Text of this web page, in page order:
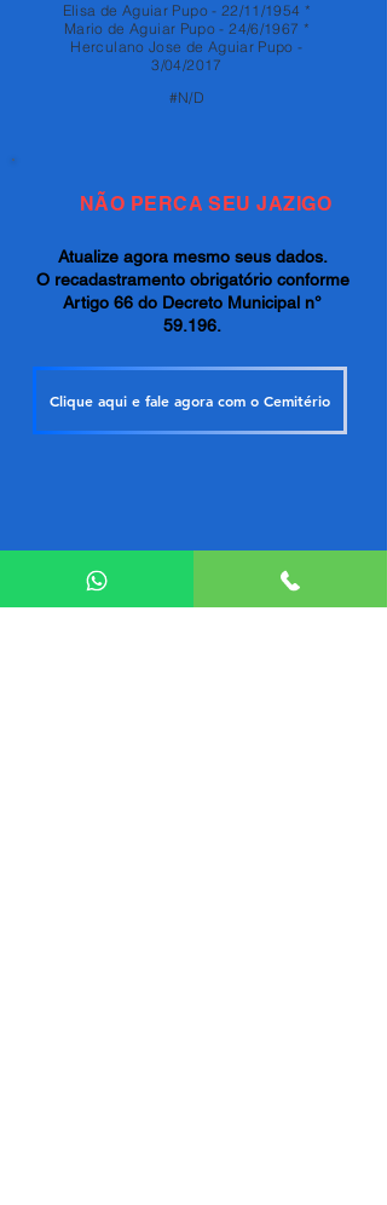
Elisa de Aguiar Pupo - 22/11/1954 *
Mario de Aguiar Pupo - 24/6/1967 *
Herculano Jose de Aguiar Pupo -
3/04/2017
#N/D
NÃO PERCA SEU JAZIGO
Atualize agora mesmo seus dados.
O recadastramento obrigatório conforme
Artigo 66 do Decreto Municipal n°
59.196.
Clique aqui e fale agora com o Cemitério